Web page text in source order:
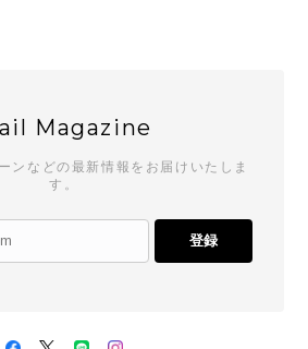
Magazine
ンなどの最新情報をお届けいたしま
す。
登録